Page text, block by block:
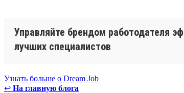
Управляйте брендом работодателя
лучших специалистов
Узнать больше о Dream Job
↩ На главную блога